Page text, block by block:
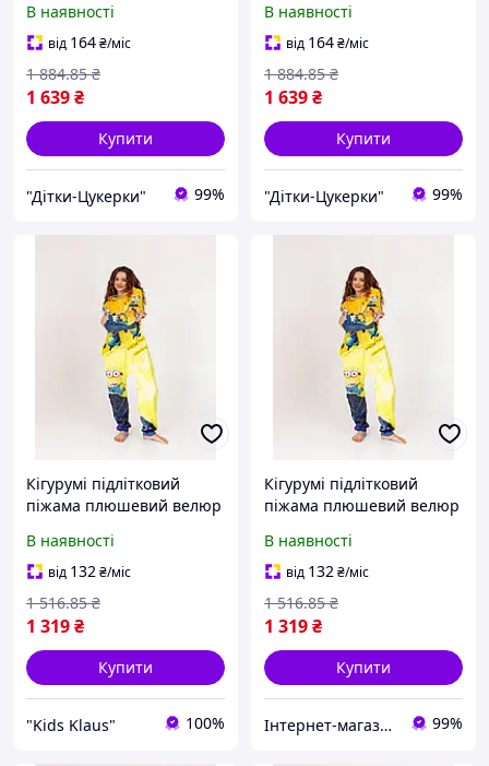
В наявності
від 164₴/міс
1 639₴
1 884.85 ₴
Купити
"Дітки-Цукерки" 99%
В наявності
від 164₴/міс
1 639₴
1 884.85 ₴
Купити
"Дітки-Цукерки" 99%
Кігурумі підлітковий
піжама плюшевий велюр
В наявності
від 132₴/міс
1 319₴
1 516.85 ₴
Купити
"Kids Klaus" 100%
Кігурумі підлітковий
піжама плюшевий велюр
В наявності
від 132₴/міс
1 319₴
1 516.85 ₴
Купити
Інтернет-магазин «Світ іграшок» 99%